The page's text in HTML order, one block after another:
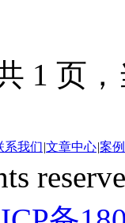
1 页
系我们|文章中心|案